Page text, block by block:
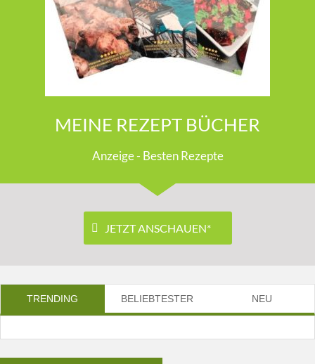
MEINE REZEPT BÜCHER
Anzeige - Besten Rezepte
JETZT ANSCHAUEN*
TRENDING BELIEBTESTER NEU